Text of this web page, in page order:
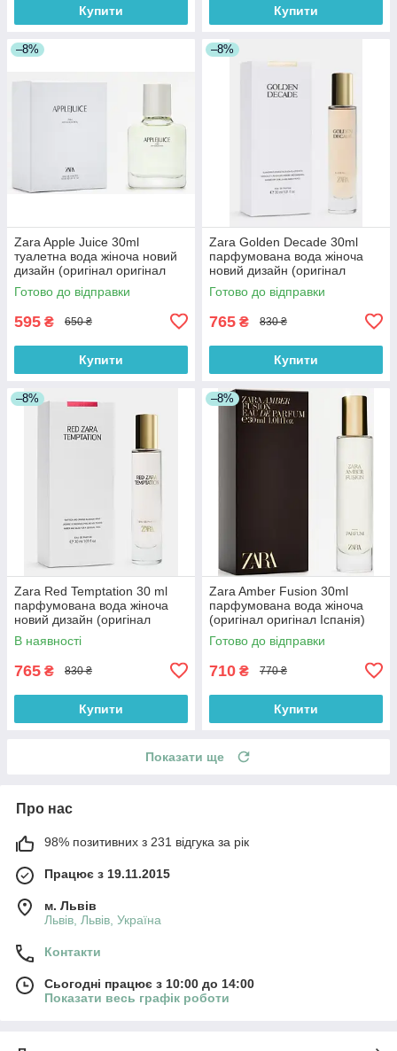
Купити Купити
–8%
Zara Apple Juice 30ml
туалетна вода жіноча новий
дизайн (оригінал оригінал
Іспанія)
Готово до відправки
595 ₴ 650 ₴
Купити
–8%
Zara Golden Decade 30ml
парфумована вода жіноча
новий дизайн (оригінал
оригінал Іспанія)
Готово до відправки
765 ₴ 830 ₴
Купити
–8%
Zara Red Temptation 30 ml
парфумована вода жіноча
новий дизайн (оригінал
оригінал Іспанія)
В наявності
765 ₴ 830 ₴
Купити
–8%
Zara Amber Fusion 30ml
парфумована вода жіноча
(оригінал оригінал Іспанія)
Готово до відправки
710 ₴ 770 ₴
Купити
Показати ще
Про нас
98% позитивних з 231 відгука за рік
Працює з 19.11.2015
м. Львів
Львів, Львів, Україна
Контакти
Сьогодні працює з 10:00 до 14:00
Показати весь графік роботи